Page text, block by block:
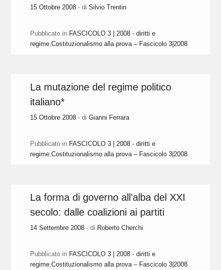
15 Ottobre 2008 - di Silvio Trentin
Pubblicato in FASCICOLO 3 | 2008 - diritti e
regime,Costituzionalismo alla prova – Fascicolo 3|2008
La mutazione del regime politico
italiano*
15 Ottobre 2008 - di Gianni Ferrara
Pubblicato in FASCICOLO 3 | 2008 - diritti e
regime,Costituzionalismo alla prova – Fascicolo 3|2008
La forma di governo all’alba del XXI
secolo: dalle coalizioni ai partiti
14 Settembre 2008 - di Roberto Cherchi
Pubblicato in FASCICOLO 3 | 2008 - diritti e
regime,Costituzionalismo alla prova – Fascicolo 3|2008